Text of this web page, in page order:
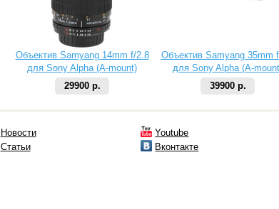
Объектив Samyang 14mm f/2.8
для Sony Alpha (A-mount)
29900 р.
Объектив Samyang 35mm
для Sony Alpha (A-
39900 р.
Новости
Статьи
Youtube
Вконтакте